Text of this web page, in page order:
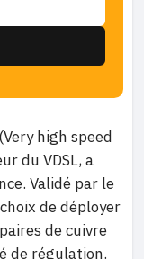
high speed
du VDSL, a
Validé par le
de déployer
de cuivre
de régulation.